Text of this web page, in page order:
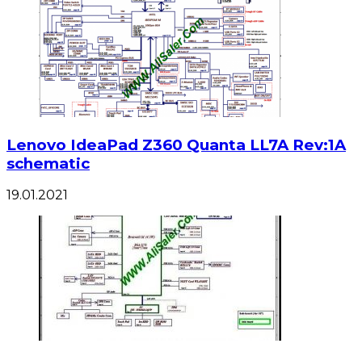
Lenovo IdeaPad Z360 Quanta LL7A Rev:1A
schematic
19.01.2021